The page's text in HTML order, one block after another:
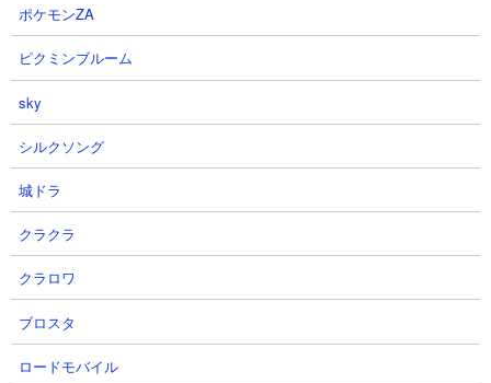
姫号CCは希少な存在といえます。
コストが3,000円台と安く、さらに射程が410あるため、ステージ
開始後に早めに出せればそこそこ安全な位置から雑魚を相手に資
金稼ぎが可能です。Lv50で一撃の攻撃力が32,535、DPSは6,338
もあるため、小型～中型の敵を蹴散らしながら効率良く金策がで
きるでしょう。本能の育成コストこそ高いですが、完成すればか
なり便利なキャラに化ける隠れた名キャラです。
２．本能解放で攻撃力低下無効や波動無効を獲得できる
プレミアムケリ姫号CCは本能で攻撃力低下無効や波動無効を獲得
することができます。デカメガネルや天使ブッダといった攻撃力
低下妨害が面倒な敵が出現するステージでは優位を取ることがで
きますし、波動を放つ敵は短射程であることが多いので波動無効
解放で被弾率を格段に下げながら戦うことも可能になります。
ポケモンZA
ピクミンブルーム
sky
シルクソング
城ドラ
クラクラ
クラロワ
ブロスタ
ロードモバイル